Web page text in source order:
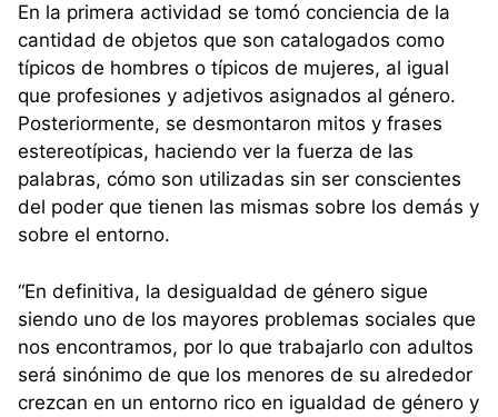
En la primera actividad se tomó conciencia de la
cantidad de objetos que son catalogados como
típicos de hombres o típicos de mujeres, al igual
que profesiones y adjetivos asignados al género.
Posteriormente, se desmontaron mitos y frases
estereotípicas, haciendo ver la fuerza de las
palabras, cómo son utilizadas sin ser conscientes
del poder que tienen las mismas sobre los demás y
sobre el entorno.
“En definitiva, la desigualdad de género sigue
siendo uno de los mayores problemas sociales que
nos encontramos, por lo que trabajarlo con adultos
será sinónimo de que los menores de su alrededor
crezcan en un entorno rico en igualdad de género y